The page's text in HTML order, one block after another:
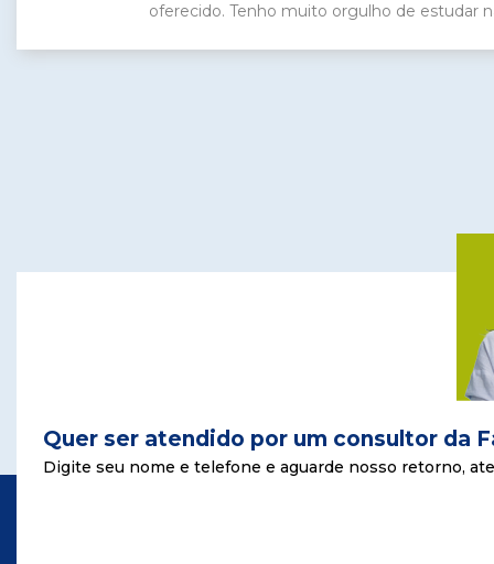
oferecido. Tenho muito orgulho de estudar
Quer ser atendido por um consultor da
Digite seu nome e telefone e aguarde nosso retorno,